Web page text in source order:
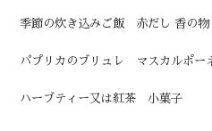
季節の炊き込みご飯 赤だし 香の物
パプリカのブリュレ マスカルポー
ハーブティー又は紅茶 小菓子